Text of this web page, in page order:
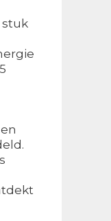
stuk